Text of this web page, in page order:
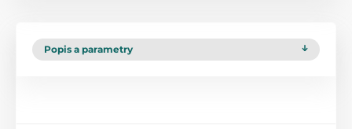
Popis a parametry